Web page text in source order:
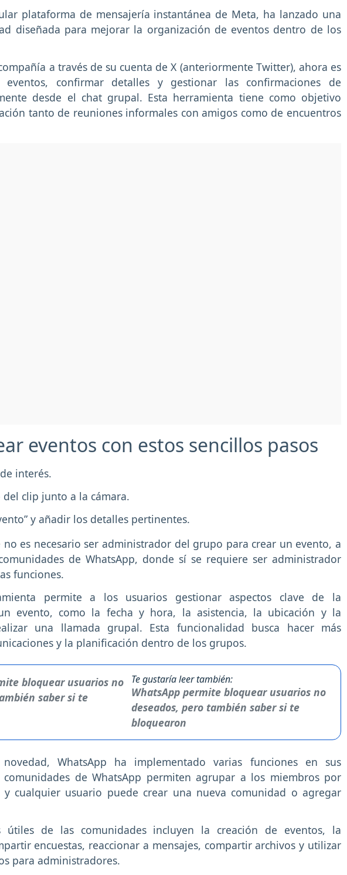
plataforma de mensajería instantánea de Meta, ha lanzado una
diseñada para mejorar la organización de eventos dentro de los
a través de su cuenta de X (anteriormente Twitter), ahora es
eventos, confirmar detalles y gestionar las confirmaciones de
desde el chat grupal. Esta herramienta tiene como objetivo
tanto de reuniones informales con amigos como de encuentros
eventos con estos sencillos pasos
interés.
del clip junto a la cámara.
y añadir los detalles pertinentes.
no es necesario ser administrador del grupo para crear un evento, a
de WhatsApp, donde sí se requiere ser administrador
funciones.
permite a los usuarios gestionar aspectos clave de la
evento, como la fecha y hora, la asistencia, la ubicación y la
una llamada grupal. Esta funcionalidad busca hacer más
y la planificación dentro de los grupos.
Te gustaría leer también:
WhatsApp permite bloquear usuarios no
deseados, pero también saber si te
bloquearon
WhatsApp ha implementado varias funciones en sus
comunidades de WhatsApp permiten agrupar a los miembros por
y cualquier usuario puede crear una nueva comunidad o agregar
útiles de las comunidades incluyen la creación de eventos, la
encuestas, reaccionar a mensajes, compartir archivos y utilizar
para administradores.